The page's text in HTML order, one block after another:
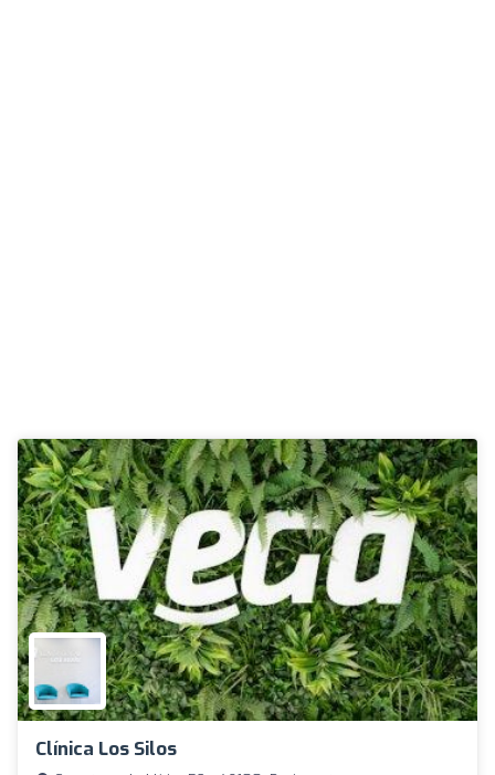
Clínica Los Silos